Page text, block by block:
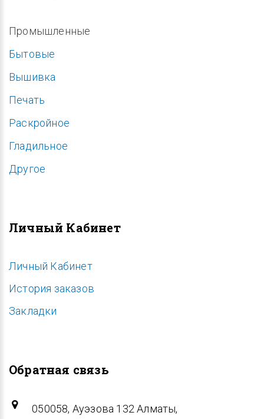
Промышленные
Бытовые
Вышивка
Печать
Раскройное
Гладильное
Другое
Личный Кабинет
Личный Кабинет
История заказов
Закладки
Обратная связь
050058, Ауэзова 132 Алматы,